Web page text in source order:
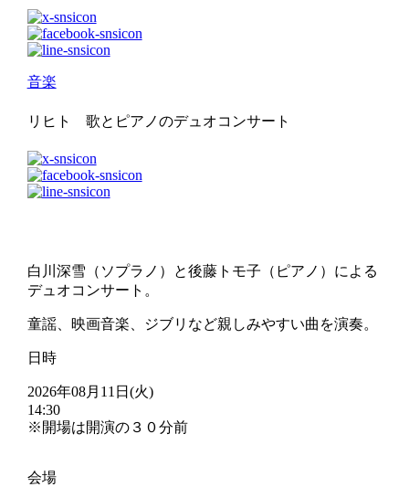
音楽
リヒト 歌とピアノのデュオコンサート
白川深雪（ソプラノ）と後藤トモ子（ピアノ）による
デュオコンサート。
童謡、映画音楽、ジブリなど親しみやすい曲を演奏。
日時
2026年08月11日(火)
14:30
※開場は開演の３０分前
会場